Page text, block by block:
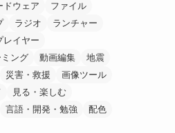
ドウェア
ファイル
ラジオ
ランチャー
レイヤー
ング
動画編集
地震
災害・救援
画像ツール
見る・楽しむ
言語・開発・勉強
配色